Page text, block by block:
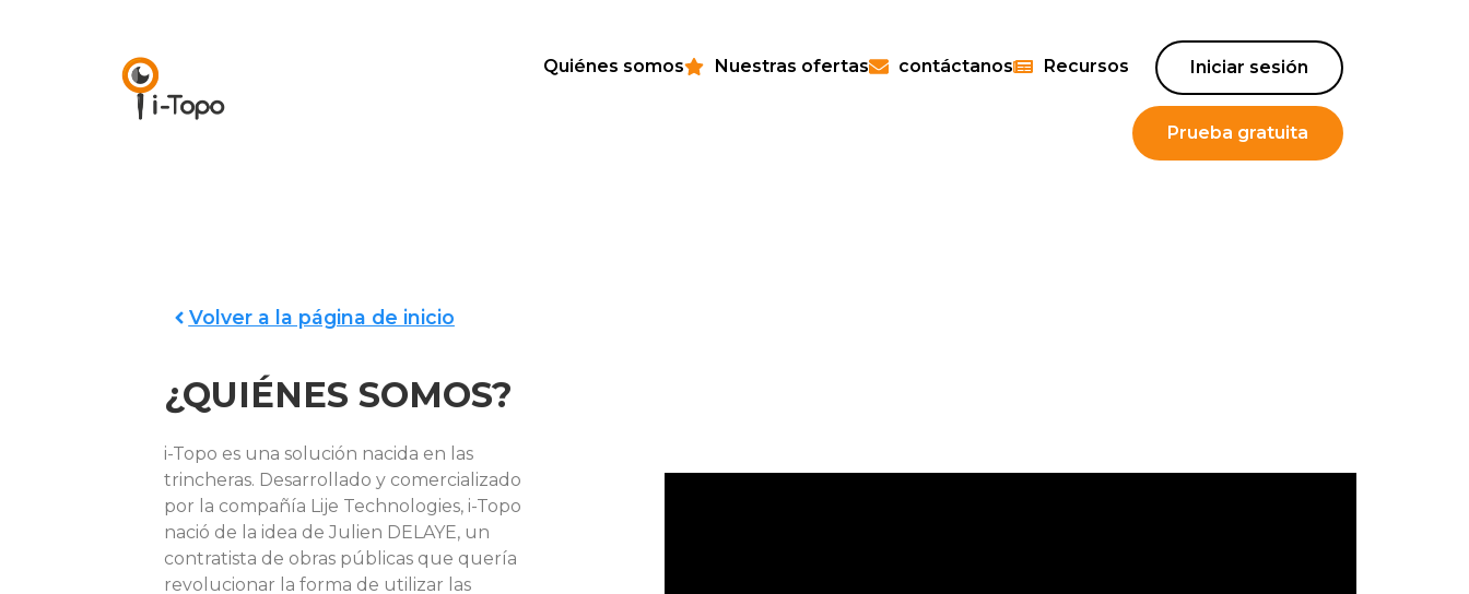
Quiénes somos Nuestras ofertas contáctanos Recursos Iniciar sesión
Prueba gratuita
Volver a la página de inicio
¿QUIÉNES SOMOS?
i-Topo es una solución nacida en las
trincheras. Desarrollado y comercializado
por la compañía Lije Technologies, i-Topo
nació de la idea de Julien DELAYE, un
contratista de obras públicas que quería
revolucionar la forma de utilizar las